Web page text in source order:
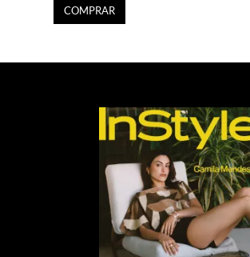
COMPRAR